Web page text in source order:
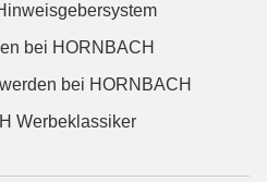
bei HORNBACH
bei HORNBACH
Werbeklassiker